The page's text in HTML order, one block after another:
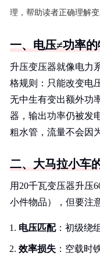
理，帮助读者正确理解变
一、电压≠功率
升压变压器就像电力
格规则：只能改变电
无中生有变出额外功
器，输出功率仍被
粗水管，流量不会因
二、大马拉小车
用20千瓦变压器升压
小件物品），但要注
电压匹配：初级绕
效率损失 ：空载时